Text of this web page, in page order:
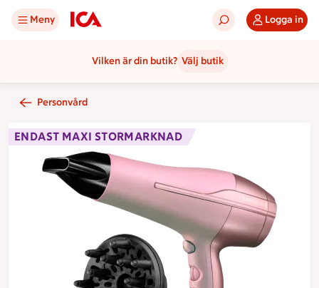
Meny Logga in
Vilken är din butik? Välj butik
Personvård
ENDAST MAXI STORMARKNAD